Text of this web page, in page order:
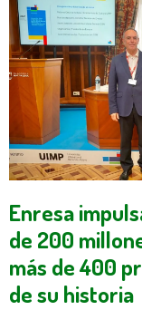
Enresa
de 200
más de 400
de su historia